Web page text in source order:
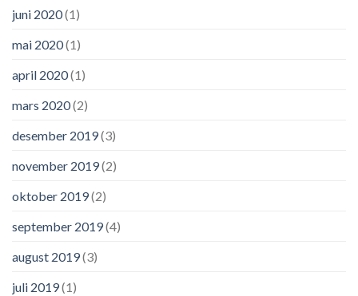
juni 2020(1)
mai 2020(1)
april 2020(1)
mars 2020(2)
desember 2019(3)
november 2019(2)
oktober 2019(2)
september 2019(4)
august 2019(3)
juli 2019(1)